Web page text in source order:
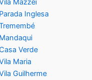
Mazzei
Inglesa
Verde
Maria
Guilherme